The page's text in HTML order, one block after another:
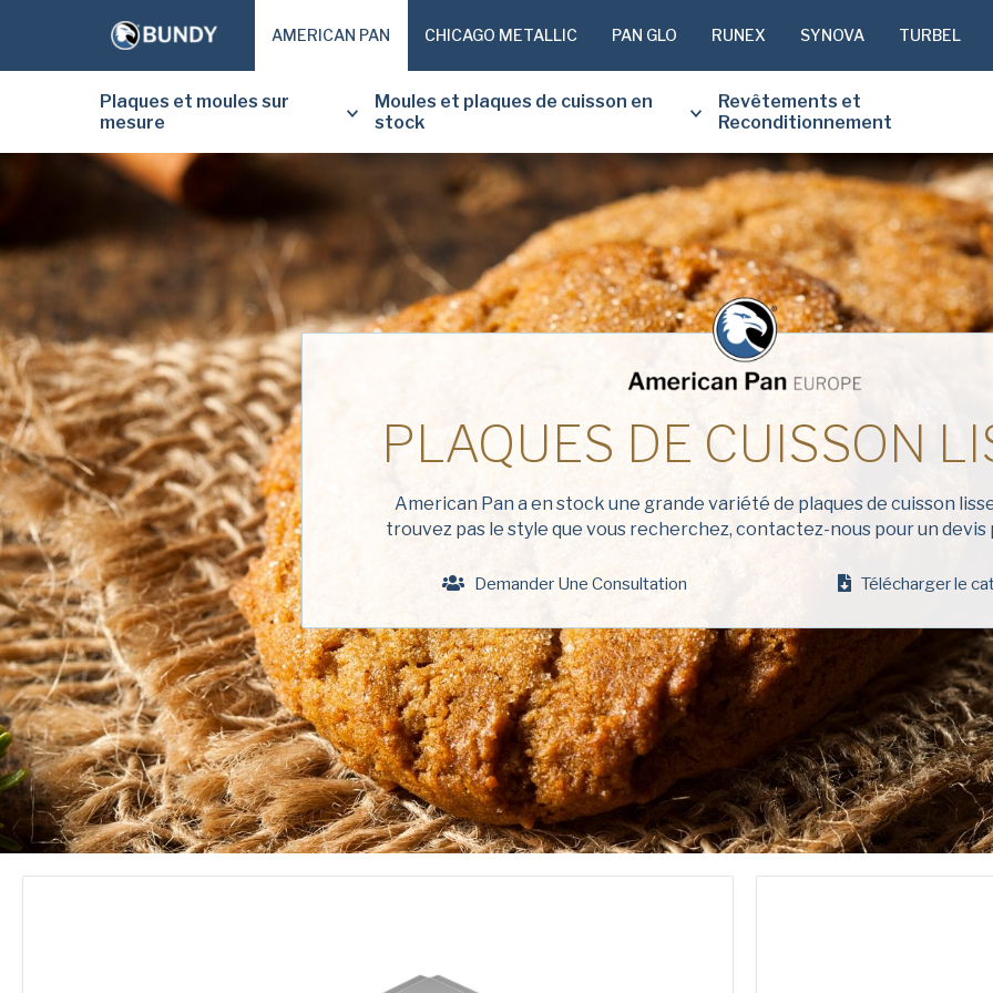
AMERICAN PAN CHICAGO METALLIC PAN GLO RUNEX SYNOVA TURBEL
Plaques et moules sur
mesure
Moules et plaques de cuisson en
stock
Revêtements et
Reconditionnement
PLAQUES DE CUISSON
American Pan a en stock une grande variété de plaques de cuisson
trouvez pas le style que vous recherchez, contactez-nous pour un devis
Demander Une Consultation Télécharger le
VEUILLEZ
DESSOUS
de
famille
(Nécessaire)
de
l'entreprise
Phone
Email
(Nécessaire)
Country
(Nécessaire)
Pays *
Consent
Oui, j'ai lu et